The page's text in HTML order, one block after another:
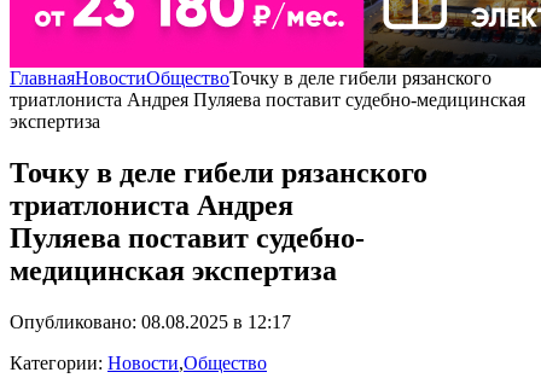
ГлавнаяНовостиОбществоТочку в деле гибели рязанского
триатлониста Андрея Пуляева поставит судебно-медицинская
экспертиза
Точку в деле гибели рязанского
триатлониста Андрея
Пуляева поставит судебно-
медицинская экспертиза
Опубликовано: 08.08.2025 в 12:17
Категории: Новости,Общество